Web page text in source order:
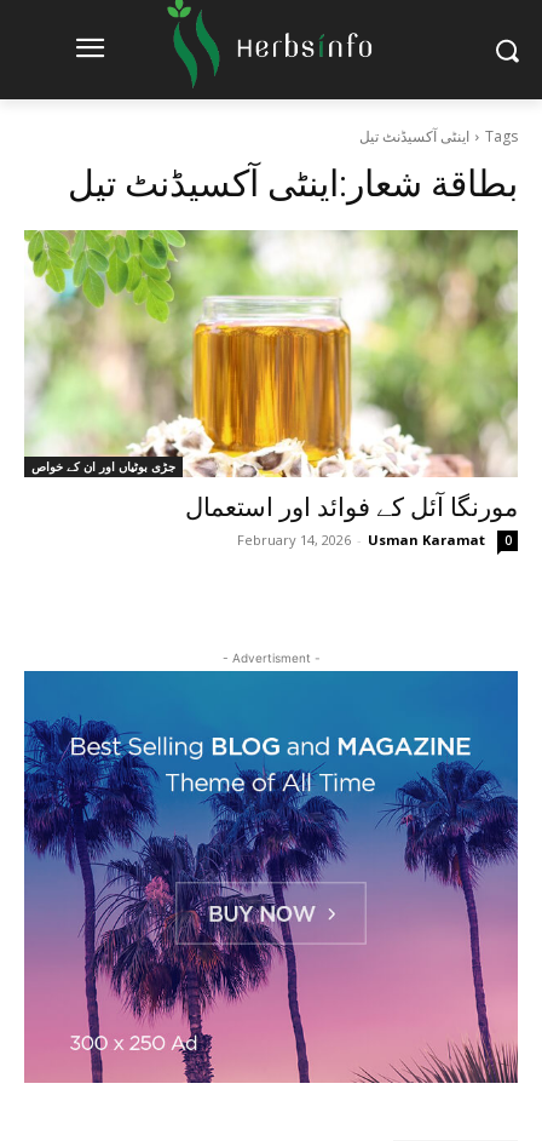
Tags اینٹی آکسیڈنٹ تیل
بطاقة شعار:اینٹی آکسیڈنٹ تیل
جڑی بوٹیاں اور ان کے خواص
مورنگا آئل کے فوائد اور استعمال
Usman Karamat
-
February 14, 2026 0
- Advertisment -